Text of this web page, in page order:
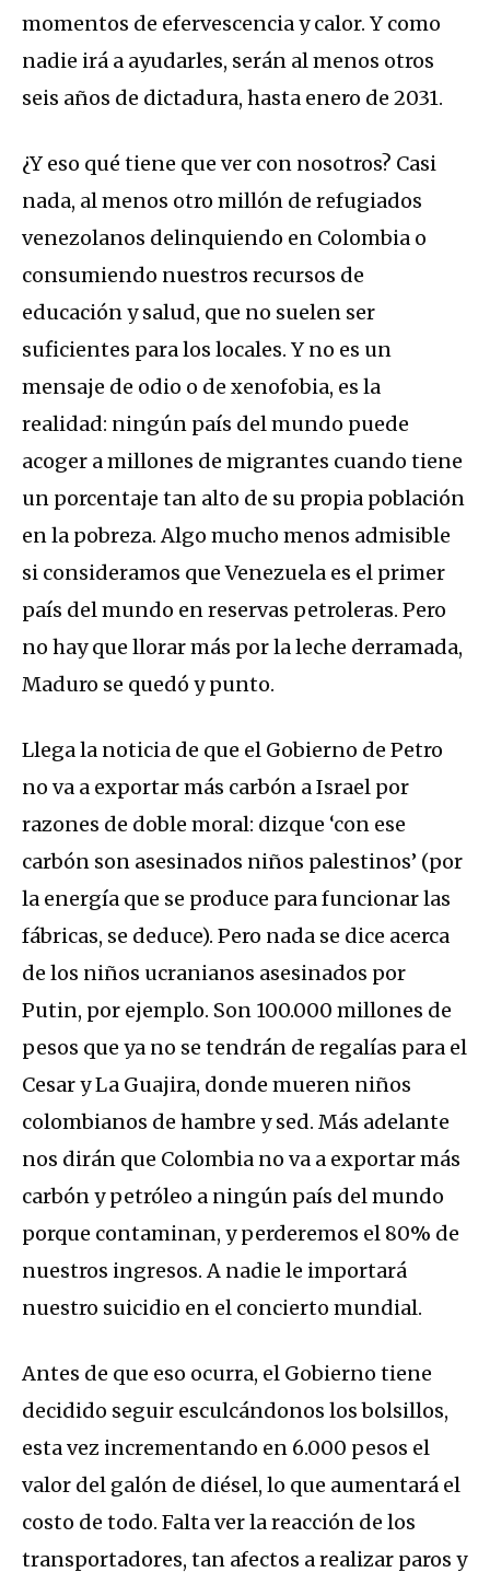
momentos de efervescencia y calor. Y como
nadie irá a ayudarles, serán al menos otros
seis años de dictadura, hasta enero de 2031.
¿Y eso qué tiene que ver con nosotros? Casi
nada, al menos otro millón de refugiados
venezolanos delinquiendo en Colombia o
consumiendo nuestros recursos de
educación y salud, que no suelen ser
suficientes para los locales. Y no es un
mensaje de odio o de xenofobia, es la
realidad: ningún país del mundo puede
acoger a millones de migrantes cuando tiene
un porcentaje tan alto de su propia población
en la pobreza. Algo mucho menos admisible
si consideramos que Venezuela es el primer
país del mundo en reservas petroleras. Pero
no hay que llorar más por la leche derramada,
Maduro se quedó y punto.
Llega la noticia de que el Gobierno de Petro
no va a exportar más carbón a Israel por
razones de doble moral: dizque ‘con ese
carbón son asesinados niños palestinos’ (por
la energía que se produce para funcionar las
fábricas, se deduce). Pero nada se dice acerca
de los niños ucranianos asesinados por
Putin, por ejemplo. Son 100.000 millones de
pesos que ya no se tendrán de regalías para el
Cesar y La Guajira, donde mueren niños
colombianos de hambre y sed. Más adelante
nos dirán que Colombia no va a exportar más
carbón y petróleo a ningún país del mundo
porque contaminan, y perderemos el 80% de
nuestros ingresos. A nadie le importará
nuestro suicidio en el concierto mundial.
Antes de que eso ocurra, el Gobierno tiene
decidido seguir esculcándonos los bolsillos,
esta vez incrementando en 6.000 pesos el
valor del galón de diésel, lo que aumentará el
costo de todo. Falta ver la reacción de los
transportadores, tan afectos a realizar paros y